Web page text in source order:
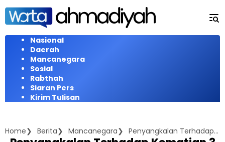
Langsung
konten
Nasional
Daerah
Mancanegara
Sosial
Rabthah
Siaran Pers
Kirim Tulisan
Home Berita Mancanegara Penyangkalan Terhadap Kematian 3 Mahasiswa Muslim di Chapel Hill